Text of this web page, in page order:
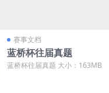
赛事文档
蓝桥杯往届真题
蓝桥杯往届真题 大小：163MB